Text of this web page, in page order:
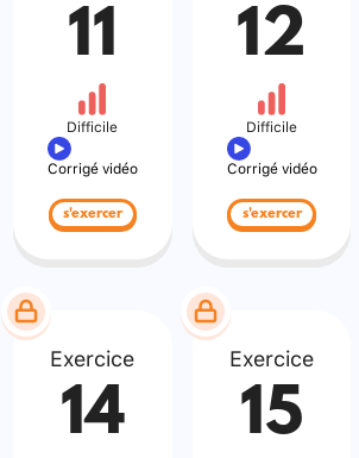
11
Difficile
Corrigé vidéo
s'exercer
12
Difficile
Corrigé vidéo
s'exercer
Exercice
14
Exercice
15